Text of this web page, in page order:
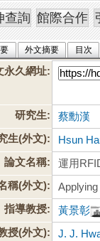
外文摘要 目次
永久網址:
研究生:
蔡勳漢
生(外文):
Hsun
論文名稱:
運用
稱(外文):
指導教授:
黃景彰
授(外文):
J. J.